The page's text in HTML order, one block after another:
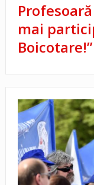
mai
Boicotare!”